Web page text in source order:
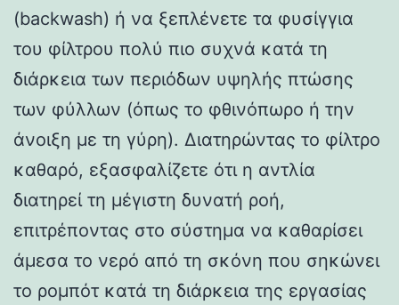
(backwash) ή να ξεπλένετε τα φυσίγγια
του φίλτρου πολύ πιο συχνά κατά τη
διάρκεια των περιόδων υψηλής πτώσης
των φύλλων (όπως το φθινόπωρο ή την
άνοιξη με τη γύρη). Διατηρώντας το φίλτρο
καθαρό, εξασφαλίζετε ότι η αντλία
διατηρεί τη μέγιστη δυνατή ροή,
επιτρέποντας στο σύστημα να καθαρίσει
άμεσα το νερό από τη σκόνη που σηκώνει
το ρομπότ κατά τη διάρκεια της εργασίας